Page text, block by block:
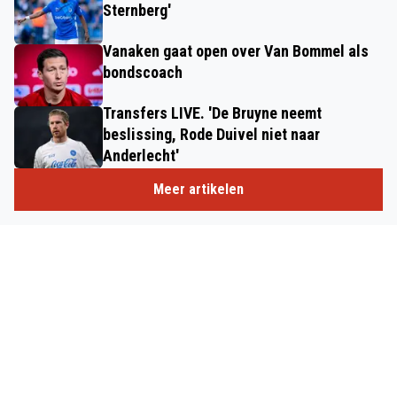
Sternberg'
Vanaken gaat open over Van Bommel als
bondscoach
Transfers LIVE. 'De Bruyne neemt
beslissing, Rode Duivel niet naar
Anderlecht'
Meer artikelen